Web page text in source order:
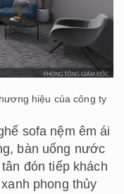
hiệu của công ty
sofa nệm êm ái
bàn uống nước
đón tiếp khách
phong thủy